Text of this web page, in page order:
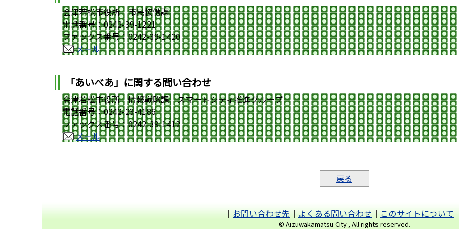
会津若松市役所 市民協働課
電話番号：0242-39-1221
ファックス番号：0242-39-1420
メール
「あいべあ」に関する問い合わせ
会津若松市役所 情報戦略課 スマートシティ推進グループ
電話番号：0242-23-4186
ファックス番号：0242-39-1412
メール
戻る
｜お問い合わせ先｜よくある問い合わせ｜このサイトについて
© Aizuwakamatsu City , All rights reserved.